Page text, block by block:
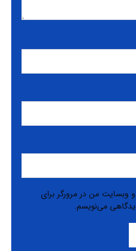
و وبسایت من در مرورگر برای
می‌نویسم.